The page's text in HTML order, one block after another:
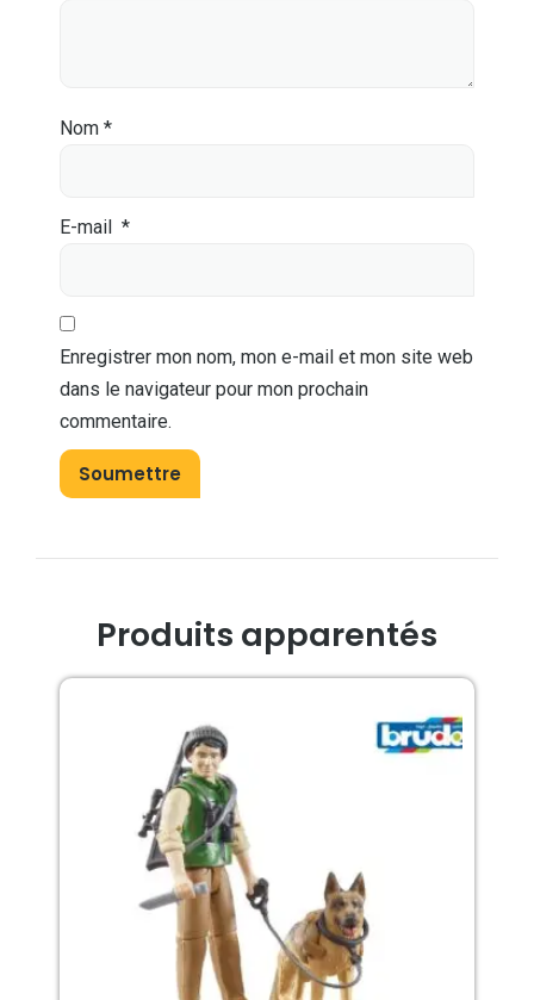
Nom *
E-mail *
Enregistrer mon nom, mon e-mail et mon site web
dans le navigateur pour mon prochain
commentaire.
Produits apparentés